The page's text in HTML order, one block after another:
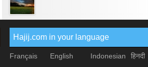
Hajij.com in your language
Français English Indonesian हिनदी